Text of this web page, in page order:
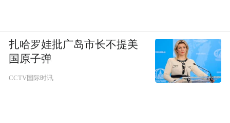
扎哈罗娃批广岛市长不提美
国原子弹
CCTV国际时讯